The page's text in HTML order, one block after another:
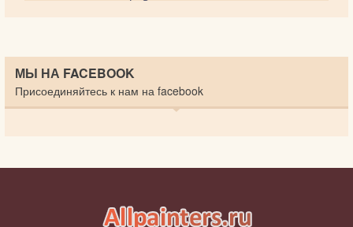
МЫ НА FACEBOOK
Присоединяйтесь к нам на facebook